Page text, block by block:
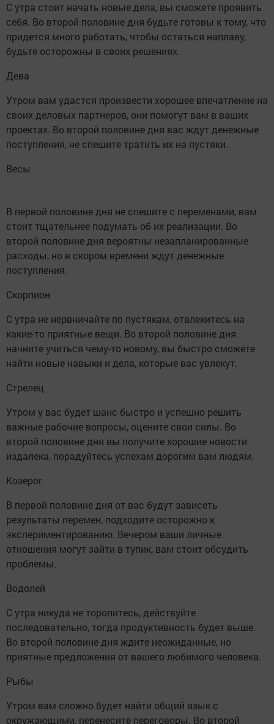
С утра стоит начать новые дела, вы сможете проявить
себя. Во второй половине дня будьте готовы к тому, что
придется много работать, чтобы остаться наплаву,
будьте осторожны в своих решениях.
Дева
Утром вам удастся произвести хорошее впечатление на
своих деловых партнеров, они помогут вам в ваших
проектах. Во второй половине дня вас ждут денежные
поступления, не спешите тратить их на пустяки.
Весы
В первой половине дня не спешите с переменами, вам
стоит тщательнее подумать об их реализации. Во
второй половине дня вероятны незапланированные
расходы, но в скором времени ждут денежные
поступления.
Скорпион
С утра не нервничайте по пустякам, отвлекитесь на
какие-то приятные вещи. Во второй половине дня
начните учиться чему-то новому, вы быстро сможете
найти новые навыки и дела, которые вас увлекут.
Стрелец
Утром у вас будет шанс быстро и успешно решить
важные рабочие вопросы, оцените свои силы. Во
второй половине дня вы получите хорошие новости
издалека, порадуйтесь успехам дорогим вам людям.
Козерог
В первой половине дня от вас будут зависеть
результаты перемен, подходите осторожно к
экспериментированию. Вечером ваши личные
отношения могут зайти в тупик, вам стоит обсудить
проблемы.
Водолей
С утра никуда не торопитесь, действуйте
последовательно, тогда продуктивность будет выше.
Во второй половине дня ждите неожиданные, но
приятные предложения от вашего любимого человека.
Рыбы
Утром вам сложно будет найти общий язык с
окружающими, перенесите переговоры. Во второй